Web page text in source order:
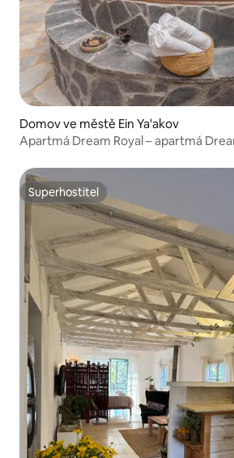
Domov ve městě Ein Ya'akov
Apartmá Dream Royal – apartmá
Superhostitel
Superhostitel